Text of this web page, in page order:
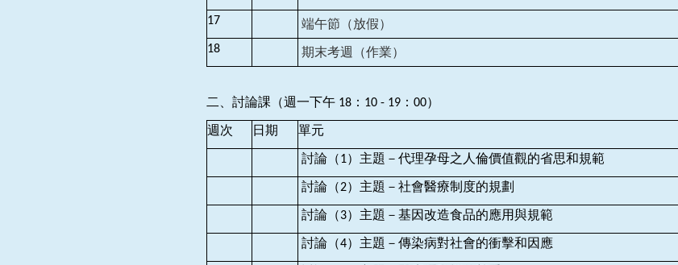
17
端午節（放假）
18
期末考週（作業）
二、討論課（週一下午 18：10 - 19：00）
週次 日期 單元
討論（1）主題－代理孕母之人倫價值觀的省思和規範
討論（2）主題－社會醫療制度的規劃
討論（3）主題－基因改造食品的應用與規範
討論（4）主題－傳染病對社會的衝擊和因應